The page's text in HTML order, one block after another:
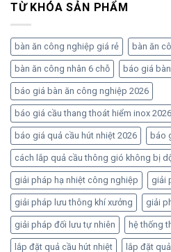
TỪ KHÓA SẢN PHẨM
bàn ăn công nghiệp giá rẻ bàn ăn
bàn ăn công nhân 6 chỗ báo giá
báo giá bàn ăn công nghiệp 2026
báo giá cầu thang thoát hiểm inox 2026
báo giá quả cầu hút nhiệt 2026 báo
cách lắp quả cầu thông gió không bị
giải pháp hạ nhiệt công nghiệp giải
giải pháp lưu thông khí xưởng giải
giải pháp đối lưu tự nhiên hệ thống
lắp đặt quả cầu hút nhiệt lắp đặt